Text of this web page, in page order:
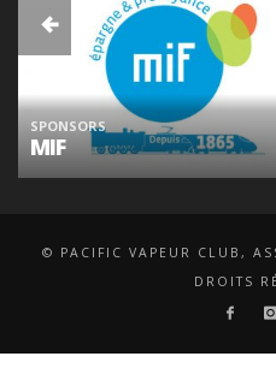
SPONSORS
MIF
© PACIFIC VAPEUR CLUB,
DROITS